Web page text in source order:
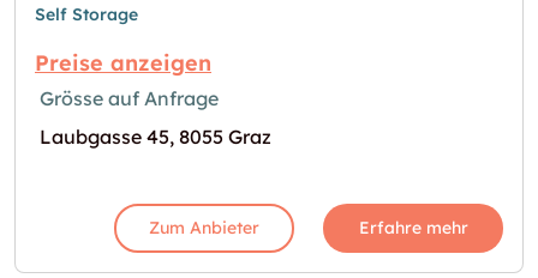
Self Storage
Preise anzeigen
Grösse auf Anfrage
Laubgasse 45, 8055 Graz
Zum Anbieter Erfahre mehr